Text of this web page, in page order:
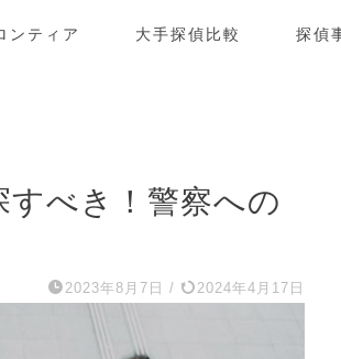
ンティア 大手探偵比較 探偵
べき！警察への
2023年8月7日 / 2024年4月17日